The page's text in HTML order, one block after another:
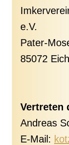
e.V.
Pater-
85072
Vertreten
Andreas
E-Mail: